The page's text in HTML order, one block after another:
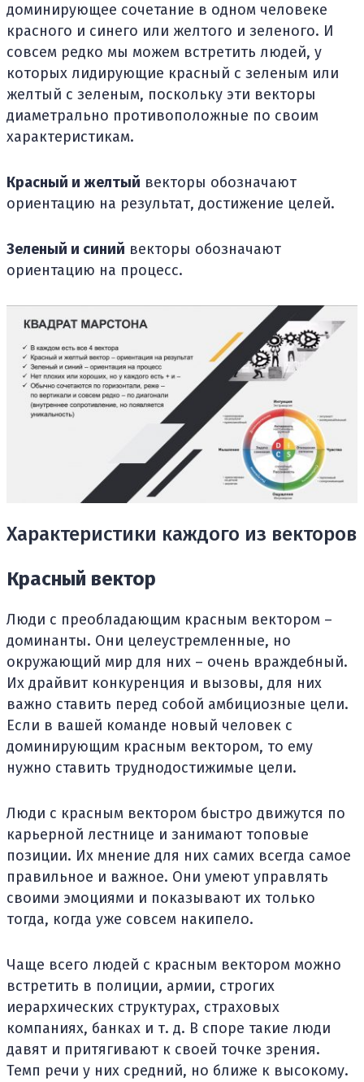
доминирующее сочетание в одном человеке
красного и синего или желтого и зеленого. И
совсем редко мы можем встретить людей, у
которых лидирующие красный с зеленым или
желтый с зеленым, поскольку эти векторы
диаметрально противоположные по своим
характеристикам.
Красный и желтый векторы обозначают
ориентацию на результат, достижение целей.
Зеленый и синий векторы обозначают
ориентацию на процесс.
Характеристики каждого из векторов
Красный вектор
Люди с преобладающим красным вектором –
доминанты. Они целеустремленные, но
окружающий мир для них – очень враждебный.
Их драйвит конкуренция и вызовы, для них
важно ставить перед собой амбициозные цели.
Если в вашей команде новый человек с
доминирующим красным вектором, то ему
нужно ставить труднодостижимые цели.
Люди с красным вектором быстро движутся по
карьерной лестнице и занимают топовые
позиции. Их мнение для них самих всегда самое
правильное и важное. Они умеют управлять
своими эмоциями и показывают их только
тогда, когда уже совсем накипело.
Чаще всего людей с красным вектором можно
встретить в полиции, армии, строгих
иерархических структурах, страховых
компаниях, банках и т. д. В споре такие люди
давят и притягивают к своей точке зрения.
Темп речи у них средний, но ближе к высокому.